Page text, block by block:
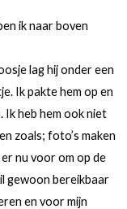
ik naar boven
lag hij onder een
Ik pakte hem op en
Ik heb hem ook niet
zoals; foto’s maken
nu voor om op de
gewoon bereikbaar
en voor mijn